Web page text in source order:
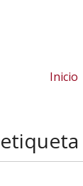
Inicio